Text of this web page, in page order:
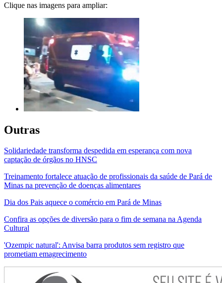
Clique nas imagens para ampliar:
Outras
Solidariedade transforma despedida em esperança com nova
captação de órgãos no HNSC
Treinamento fortalece atuação de profissionais da saúde de Pará de
Minas na prevenção de doenças alimentares
Dia dos Pais aquece o comércio em Pará de Minas
Confira as opções de diversão para o fim de semana na Agenda
Cultural
'Ozempic natural': Anvisa barra produtos sem registro que
prometiam emagrecimento